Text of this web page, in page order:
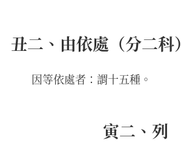
丑二、由依處（分二科
因等依處者：謂十五種。
寅二、列